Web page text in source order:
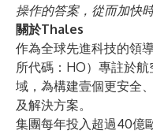
操作的答案，從而加快
關於Thales
作為全球先進科技的領
所代碼：HO）專註於
域，為構建壹個更安全
及解決方案。
集團每年投入超過40億